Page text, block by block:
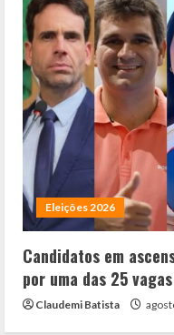
Eleições 2026
Candidatos em
por uma das 25
Claudemi Batista